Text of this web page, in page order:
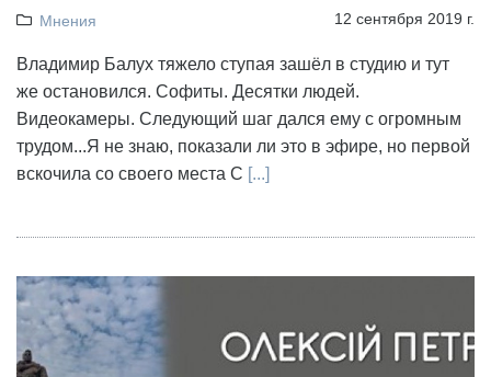
Мнения 12 сентября 2019 г.
Владимир Балух тяжело ступая зашёл в студию и тут
же остановился. Софиты. Десятки людей.
Видеокамеры. Следующий шаг дался ему с огромным
трудом...Я не знаю, показали ли это в эфире, но первой
вскочила со своего места С [...]